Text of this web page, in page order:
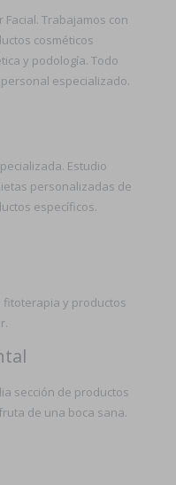
Trabajamos con
cosméticos
y podología. Todo
especializado.
Estudio
personalizadas de
específicos.
fitoterapia y productos
sección de productos
de una boca sana.